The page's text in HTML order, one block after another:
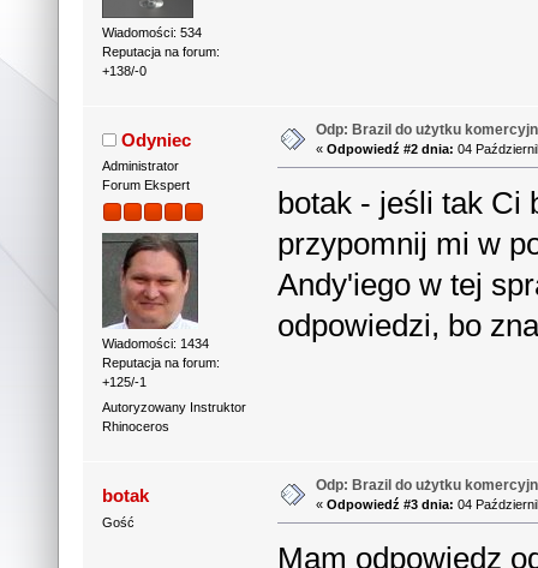
Wiadomości: 534
Reputacja na forum:
+138/-0
Odyniec
Administrator
Forum Ekspert
Wiadomości: 1434
Reputacja na forum:
+125/-1
Autoryzowany Instruktor
Rhinoceros
Odp: Brazil do użytku
«Odpowiedź #2 dnia: 04
botak - jeśli tak Ci
przypomnij mi w
Andy'iego w tej
odpowiedzi, bo
botak
Gość
Odp: Brazil do użytku
«Odpowiedź #3 dnia: 04
Mam odpowiedz